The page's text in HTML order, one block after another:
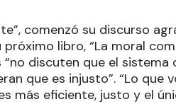
comenzó su discurso
libro, “La moral
discuten que el
que es injusto”. “Lo que
más eficiente, justo y el